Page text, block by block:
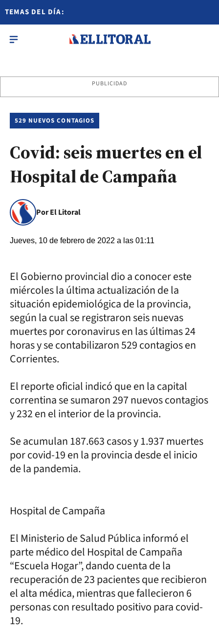
TEMAS DEL DÍA:
PUBLICIDAD
529 NUEVOS CONTAGIOS
Covid: seis muertes en el
Hospital de Campaña
Por El Litoral
Jueves, 10 de febrero de 2022 a las 01:11
El Gobierno provincial dio a conocer este
miércoles la última actualización de la
situación epidemiológica de la provincia,
según la cual se registraron seis nuevas
muertes por coronavirus en las últimas 24
horas y se contabilizaron 529 contagios en
Corrientes.
El reporte oficial indicó que en la capital
correntina se sumaron 297 nuevos contagios
y 232 en el interior de la provincia.
Se acumulan 187.663 casos y 1.937 muertes
por covid-19 en la provincia desde el inicio
de la pandemia.
Hospital de Campaña
El Ministerio de Salud Pública informó el
parte médico del Hospital de Campaña
“Escuela Hogar”, dando cuenta de la
recuperación de 23 pacientes que recibieron
el alta médica, mientras que fallecieron 6
personas con resultado positivo para covid-
19.